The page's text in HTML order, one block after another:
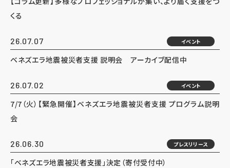
くる
26.07.07 イベント
ベネズエラ地震被災者支援 説明会 アーカイブ配信中
26.07.02 イベント
7/7（火）【緊急開催】ベネズエラ地震被災者支援 プログラム説明
会
26.06.30 プレスリリース
「ベネズエラ地震被災者支援」決定（寄付受付中）